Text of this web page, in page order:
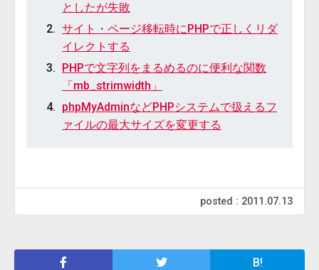
としたが失敗
サイト・ページ移転時にPHPで正しくリダ
イレクトする
PHPで文字列をまるめるのに便利な関数
「mb_strimwidth」
phpMyAdminなどPHPシステムで扱えるフ
ァイルの最大サイズを変更する
posted : 2011.07.13
B!